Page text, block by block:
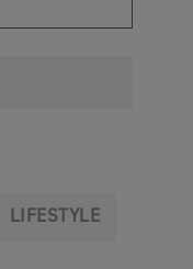
LIFESTYLE